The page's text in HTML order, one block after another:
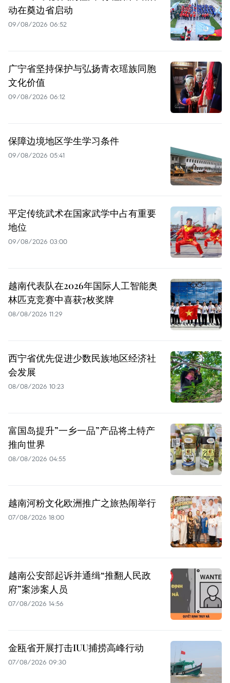
动在奠边省启动
09/08/2026 06:52
广宁省坚持保护与弘扬青衣瑶族同胞
文化价值
09/08/2026 06:12
保障边境地区学生学习条件
09/08/2026 05:41
平定传统武术在国家武学中占有重要
地位
09/08/2026 03:00
越南代表队在2026年国际人工智能奥
林匹克竞赛中喜获7枚奖牌
08/08/2026 11:29
西宁省优先促进少数民族地区经济社
会发展
08/08/2026 10:23
富国岛提升”一乡一品”产品将土特产
推向世界
08/08/2026 04:55
越南河粉文化欧洲推广之旅热闹举行
07/08/2026 18:00
越南公安部起诉并通缉“推翻人民政
府”案涉案人员
07/08/2026 14:56
金瓯省开展打击IUU捕捞高峰行动
07/08/2026 09:30